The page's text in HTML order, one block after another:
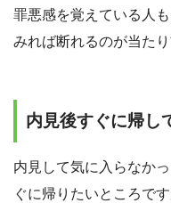
罪悪感を覚えている人
みれば断れるのが当た
内見後すぐに帰し
内見して気に入らなか
ぐに帰りたいところで